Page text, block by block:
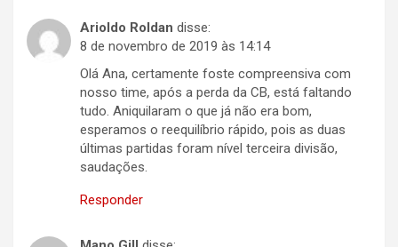
Arioldo Roldan disse:
8 de novembro de 2019 às 14:14
Olá Ana, certamente foste compreensiva com
nosso time, após a perda da CB, está faltando
tudo. Aniquilaram o que já não era bom,
esperamos o reequilíbrio rápido, pois as duas
últimas partidas foram nível terceira divisão,
saudações.
Responder